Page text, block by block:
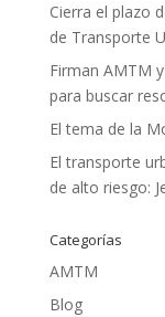
Cierra el plazo
de Transporte
Firman AMTM
para buscar
El tema de la
El transporte
de alto riesgo:
Categorías
AMTM
Blog